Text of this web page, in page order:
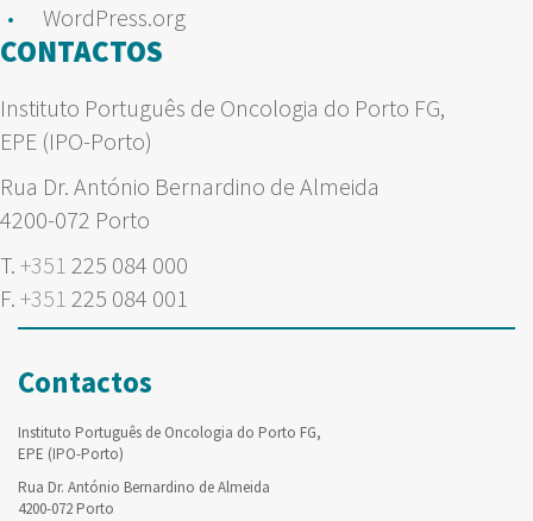
WordPress.org
CONTACTOS
Instituto Português de Oncologia do Porto FG,
EPE (IPO-Porto)
Rua Dr. António Bernardino de Almeida
4200-072 Porto
T. +351 225 084 000
F. +351 225 084 001
Contactos
Instituto Português de Oncologia do Porto FG,
EPE (IPO-Porto)
Rua Dr. António Bernardino de Almeida
4200-072 Porto